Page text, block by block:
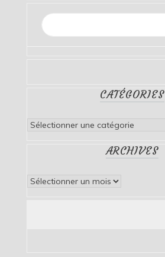
CATÉGORIES
Catégories
ARCHIVES
Archives